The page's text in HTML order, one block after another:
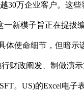
30万企业客户。
模子旨正在提拔
使命细节，但暗
财政阐发、制做演
。US)的Excel电